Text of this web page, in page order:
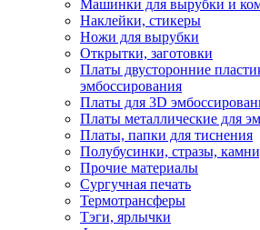
Машинки для вырубки и
Наклейки, стикеры
Ножи для вырубки
Открытки, заготовки
Платы двусторонние
эмбоссирования
Платы для 3D
Платы металлические для
Платы, папки для тиснения
Полубусинки, стразы,
Прочие материалы
Сургучная печать
Термотрансферы
Тэги, ярлычки